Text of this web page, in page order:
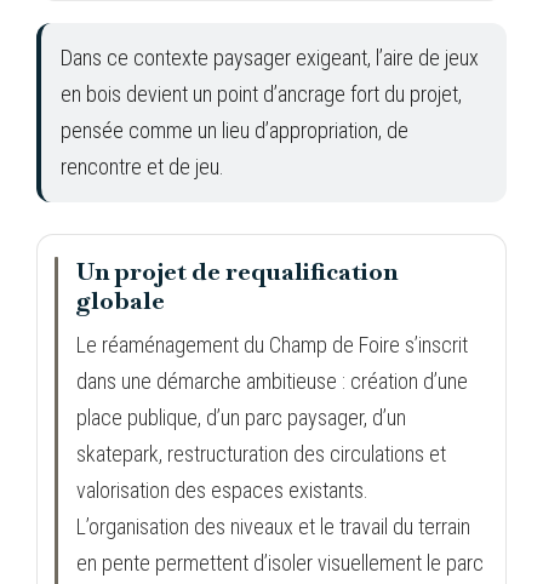
Dans ce contexte paysager exigeant, l’aire de jeux
en bois devient un point d’ancrage fort du projet,
pensée comme un lieu d’appropriation, de
rencontre et de jeu.
Un projet de requalification
globale
Le réaménagement du Champ de Foire s’inscrit
dans une démarche ambitieuse : création d’une
place publique, d’un parc paysager, d’un
skatepark, restructuration des circulations et
valorisation des espaces existants.
L’organisation des niveaux et le travail du terrain
en pente permettent d’isoler visuellement le parc